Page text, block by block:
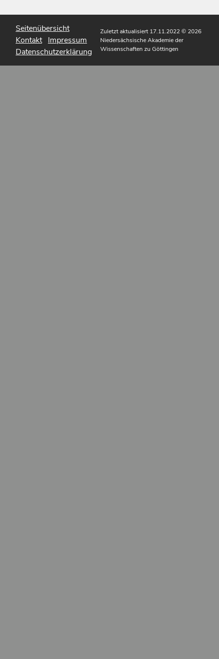
Seitenübersicht
Kontakt Impressum
Datenschutzerklärung
Zuletzt aktualisiert 17.11.2022© 2026
Niedersächsische Akademie der
Wissenschaften zu Göttingen